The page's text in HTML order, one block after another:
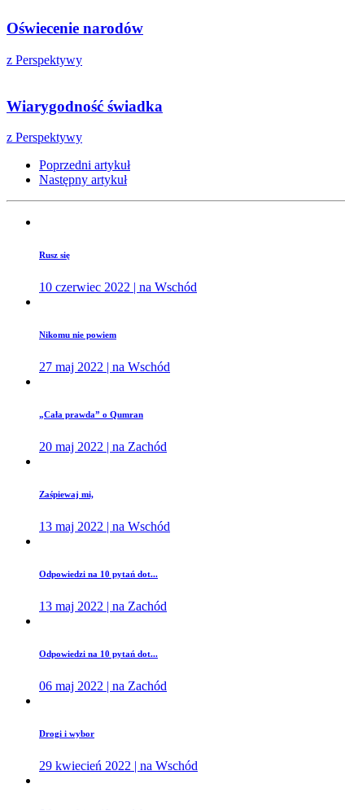
Oświecenie narodów
z Perspektywy
Wiarygodność świadka
z Perspektywy
Poprzedni artykuł
Następny artykuł
Rusz się
10 czerwiec 2022 | na Wschód
Nikomu nie powiem
27 maj 2022 | na Wschód
„Cała prawda” o Qumran
20 maj 2022 | na Zachód
Zaśpiewaj mi,
13 maj 2022 | na Wschód
Odpowiedzi na 10 pytań dot...
13 maj 2022 | na Zachód
Odpowiedzi na 10 pytań dot...
06 maj 2022 | na Zachód
Drogi i wybor
29 kwiecień 2022 | na Wschód